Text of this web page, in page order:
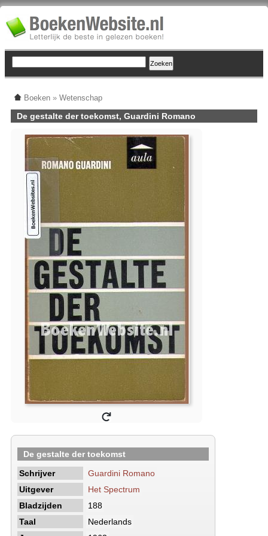
Boeken » Wetenschap
De gestalte der toekomst, Guardini Romano
De gestalte der toekomst
Schrijver
Guardini Romano
Uitgever
Het Spectrum
Bladzijden
188
Taal
Nederlands